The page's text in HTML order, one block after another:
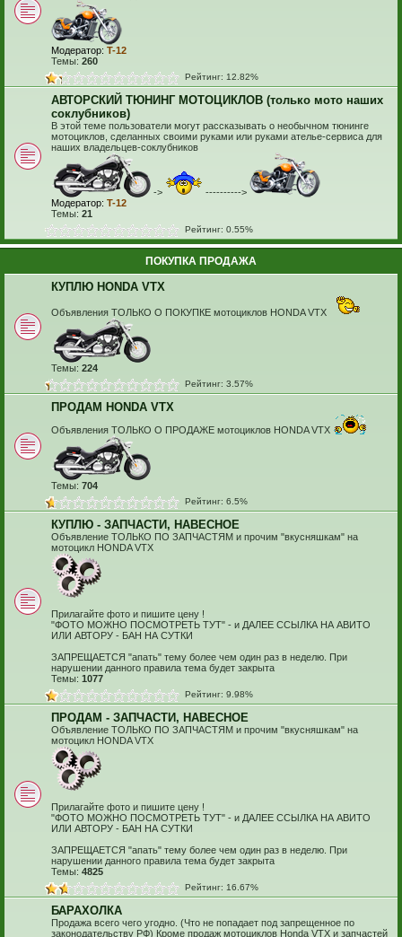
Модератор: T-12
Темы: 260
Рейтинг: 12.82%
АВТОРСКИЙ ТЮНИНГ МОТОЦИКЛОВ (только мото наших
соклубников)
В этой теме пользователи могут рассказывать о необычном тюнинге
мотоциклов, сделанных своими руками или руками ателье-сервиса для
наших владельцев-соклубников
->
---------->
Модератор: T-12
Темы: 21
Рейтинг: 0.55%
ПОКУПКА ПРОДАЖА
КУПЛЮ HONDA VTX
Объявления ТОЛЬКО О ПОКУПКЕ мотоциклов HONDA VTX
Темы: 224
Рейтинг: 3.57%
ПРОДАМ HONDA VTX
Объявления ТОЛЬКО О ПРОДАЖЕ мотоциклов HONDA VTX
Темы: 704
Рейтинг: 6.5%
КУПЛЮ - ЗАПЧАСТИ, НАВЕСНОЕ
Объявление ТОЛЬКО ПО ЗАПЧАСТЯМ и прочим "вкусняшкам" на
мотоцикл HONDA VTX
Прилагайте фото и пишите цену !
"ФОТО МОЖНО ПОСМОТРЕТЬ ТУТ" - и ДАЛЕЕ ССЫЛКА НА АВИТО
ИЛИ АВТОРУ - БАН НА СУТКИ
ЗАПРЕЩАЕТСЯ "апать" тему более чем один раз в неделю. При
нарушении данного правила тема будет закрыта
Темы: 1077
Рейтинг: 9.98%
ПРОДАМ - ЗАПЧАСТИ, НАВЕСНОЕ
Объявление ТОЛЬКО ПО ЗАПЧАСТЯМ и прочим "вкусняшкам" на
мотоцикл HONDA VTX
Прилагайте фото и пишите цену !
"ФОТО МОЖНО ПОСМОТРЕТЬ ТУТ" - и ДАЛЕЕ ССЫЛКА НА АВИТО
ИЛИ АВТОРУ - БАН НА СУТКИ
ЗАПРЕЩАЕТСЯ "апать" тему более чем один раз в неделю. При
нарушении данного правила тема будет закрыта
Темы: 4825
Рейтинг: 16.67%
БАРАХОЛКА
Продажа всего чего угодно. (Что не попадает под запрещенное по
законодательству РФ) Кроме продаж мотоциклов Honda VTX и запчастей